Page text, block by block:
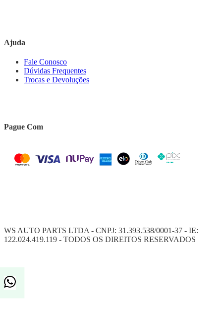
Ajuda
Fale Conosco
Dúvidas Frequentes
Trocas e Devoluções
Pague Com
WS AUTO PARTS LTDA - CNPJ: 31.393.538/0001-37 - IE:
122.024.419.119 - TODOS OS DIREITOS RESERVADOS